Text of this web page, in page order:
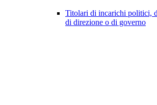
Titolari di incarichi politici,
di direzione o di governo